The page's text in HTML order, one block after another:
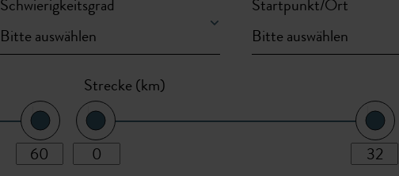
Schwierigkeitsgrad Startpunkt/Ort
Strecke (km)
km minimum
km maximum